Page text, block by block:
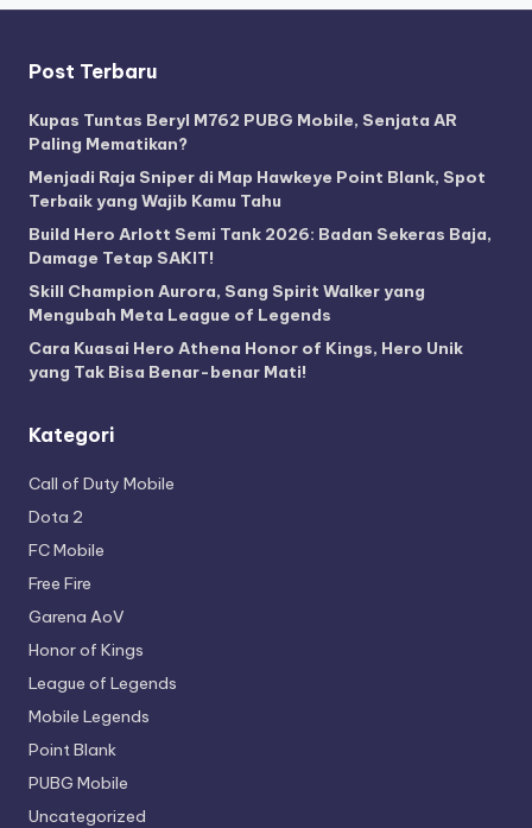
Post Terbaru
Kupas Tuntas Beryl M762 PUBG Mobile, Senjata AR
Paling Mematikan?
Menjadi Raja Sniper di Map Hawkeye Point Blank, Spot
Terbaik yang Wajib Kamu Tahu
Build Hero Arlott Semi Tank 2026: Badan Sekeras Baja,
Damage Tetap SAKIT!
Skill Champion Aurora, Sang Spirit Walker yang
Mengubah Meta League of Legends
Cara Kuasai Hero Athena Honor of Kings, Hero Unik
yang Tak Bisa Benar-benar Mati!
Kategori
Call of Duty Mobile
Dota 2
FC Mobile
Free Fire
Garena AoV
Honor of Kings
League of Legends
Mobile Legends
Point Blank
PUBG Mobile
Uncategorized